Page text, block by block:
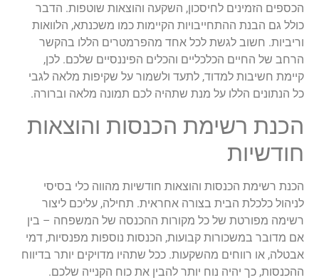
הכספים הזמינים לחיסכון, השקעה והוצאות שוטפות. הדבר
כולל גם הבנת ההתחייבויות הקיימות כמו משכנתא, הלוואות
וריביות. חשוב לגשת לכל אחד מהפרמטרים הללו בהקשר
הרחב של החיים הכלכליים והכלים הפיננסיים שלכם. לכן,
קיימת חשיבות למדוד, לתעד ולשמור על שקיפות מלאה לגבי
כל הנתונים הללו על מנת שתהיה לכם תמונה מלאה וברורה.
הכנת רשימת הכנסות והוצאות
חודשיות
הכנת רשימת הכנסות והוצאות חודשיות מהווה כלי בסיסי
לניהול כלכלת הבית בצורה אחראית. תחילה, עליכם ליצור
רשימה מפורטת של כל מקורות ההכנסה של המשפחה – בין
אם מדובר במשכורות קבועות, הכנסות נוספות מפנסיות, דמי
אבטלה, או רווחים מהשקעות. ככל שתהיו מדויקים יותר בדיווח
ההכנסות, כך יהיה נוח יותר להבין את כוח הקנייה שלכם.